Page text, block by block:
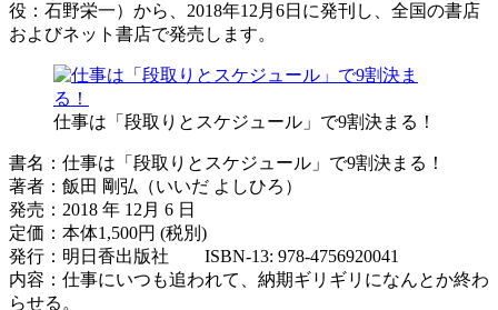
役：石野栄一）から、2018年12月6日に発刊し、全国の書店
およびネット書店で発売します。
仕事は「段取りとスケジュール」で9割決まる！
書名：仕事は「段取りとスケジュール」で9割決まる！
著者：飯田 剛弘（いいだ よしひろ）
発売：2018 年 12月 6 日
定価：本体1,500円 (税別)
発行：明日香出版社 ISBN-13: 978-4756920041
内容：仕事にいつも追われて、納期ギリギリになんとか終わ
らせる。